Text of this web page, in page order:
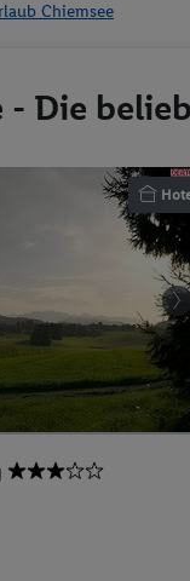
Chiemsee
Die